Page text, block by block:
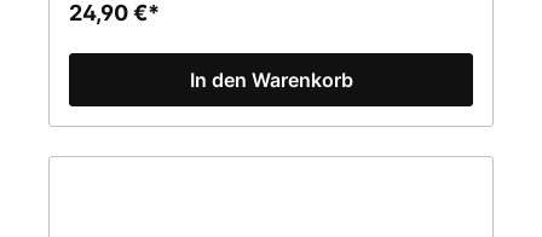
24,90 €*
In den Warenkorb